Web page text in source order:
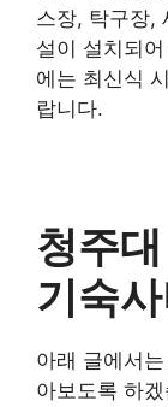
스장, 탁구장,
설이 설치되
에는 최신식
랍니다.
청주
기숙
아래 글에서
아보도록 하